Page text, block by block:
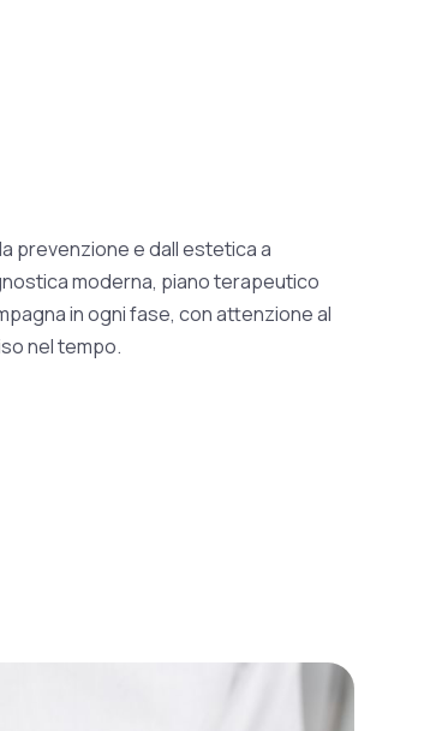
prevenzione e dall estetica a
moderna, piano terapeutico
in ogni fase, con attenzione al
nel tempo.